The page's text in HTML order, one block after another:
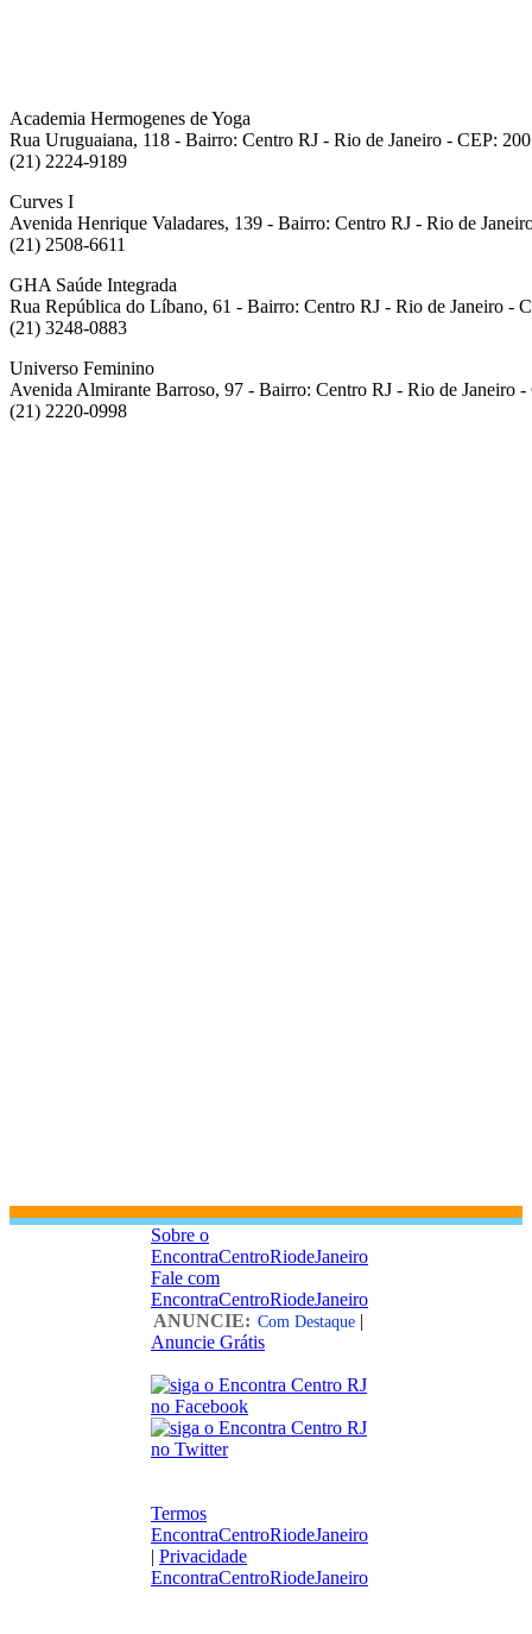
Academia Hermogenes de Yoga
Rua Uruguaiana, 118 - Bairro: Centro RJ - Rio de Janeiro - CEP:
(21) 2224-9189
Curves I
Avenida Henrique Valadares, 139 - Bairro: Centro RJ - Rio de
(21) 2508-6611
GHA Saúde Integrada
Rua República do Líbano, 61 - Bairro: Centro RJ - Rio de Janeiro -
(21) 3248-0883
Universo Feminino
Avenida Almirante Barroso, 97 - Bairro: Centro RJ - Rio de Janeiro
(21) 2220-0998
Sobre o
EncontraCentroRiodeJaneiro
Fale com
EncontraCentroRiodeJaneiro
ANUNCIE: Com Destaque |
Anuncie Grátis
Termos
EncontraCentroRiodeJaneiro
| Privacidade
EncontraCentroRiodeJaneiro